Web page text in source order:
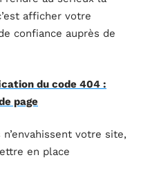
afficher votre
confiance auprès de
du code 404 :
page
votre site,
en place